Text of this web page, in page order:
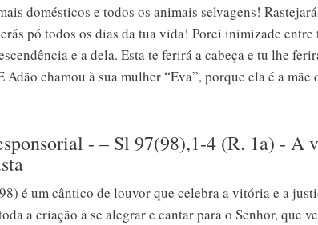
domésticos e todos os animais selvagens!
pó todos os dias da tua vida! Porei inimizade entre
e a dela. Esta te ferirá a cabeça e tu lhe
Adão chamou à sua mulher “Eva”, porque ela é a mãe
- – Sl 97(98),1-4 (R. 1a) - A
é um cântico de louvor que celebra a vitória e a
a criação a se alegrar e cantar para o Senhor, que